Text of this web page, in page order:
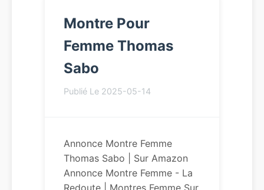
Montre Pour
Femme Thomas
Sabo
Publié Le 2025-05-14
Annonce Montre Femme
Thomas Sabo | Sur Amazon
Annonce Montre Femme - La
Redoute | Montres Femme Sur